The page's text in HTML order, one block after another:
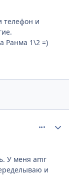
телефон и
Ранма 1\2 =)
У меня amr
и